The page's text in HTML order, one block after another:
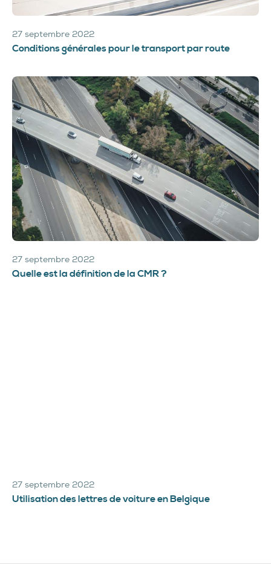
27 septembre 2022
Conditions générales pour le transport par route
27 septembre 2022
Quelle est la définition de la CMR ?
27 septembre 2022
Utilisation des lettres de voiture en Belgique